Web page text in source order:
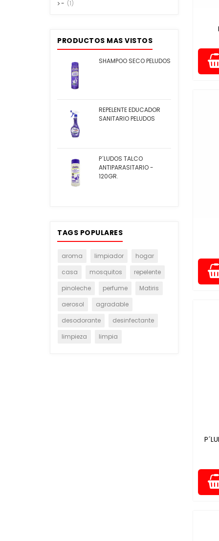
- (1)
PRODUCTOS MAS VISTOS
SHAMPOO SECO PELUDOS
REPELENTE EDUCADOR
SANITARIO PELUDOS
P´LUDOS TALCO
ANTIPARASITARIO -
120GR.
TAGS POPULARES
aroma limpiador
hogar
casa
mosquitos
repelente
pinoleche
perfume
Matiris
aerosol
agradable
desodorante
desinfectante
limpieza
limpia